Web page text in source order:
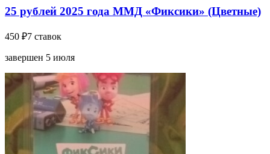
25 рублей 2025 года ММД «Фиксики» (Цветные)
450 ₽7 ставок
завершен 5 июля